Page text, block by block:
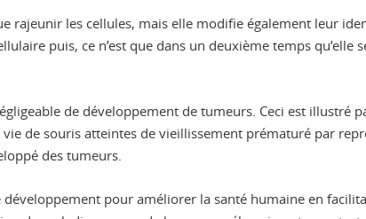
rajeunir les cellules, mais elle modifie également leur
puis, ce n’est que dans un deuxième temps qu’elle
de développement de tumeurs. Ceci est illustré
de souris atteintes de vieillissement prématuré par
des tumeurs.
pour améliorer la santé humaine en